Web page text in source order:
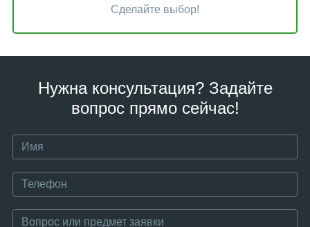
Сделайте выбор!
Нужна консультация? Задайте
вопрос прямо сейчас!